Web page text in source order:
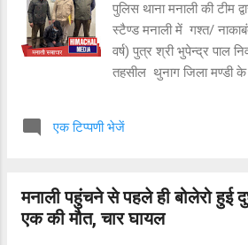
पुलिस थाना मनाली की टीम
स्टैण्ड मनाली में गश्त/
वर्ष) पुत्र श्री भुपेन्द्र पाल
तहसील थुनाग जिला मण्डी
अधिनियम के तहत अभियोग
एक टिप्पणी भेजें
मनाली पहुंचने से पहले ही बोलेरो हुई
एक की मौत, चार घायल